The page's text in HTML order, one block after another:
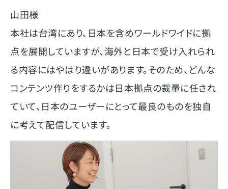
山田様
本社は台湾にあり、日本を含めワールドワイドに拠
点を展開していますが、海外と日本で受け入れられ
る内容にはやはり違いがあります。そのため、どんな
コンテンツ作りをするかは日本拠点の裁量に任され
ていて、日本のユーザーにとって最良のものを独自
に考えて配信しています。